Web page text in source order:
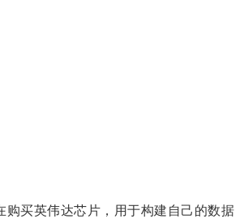
购买英伟达芯片，用于构建自己的数据